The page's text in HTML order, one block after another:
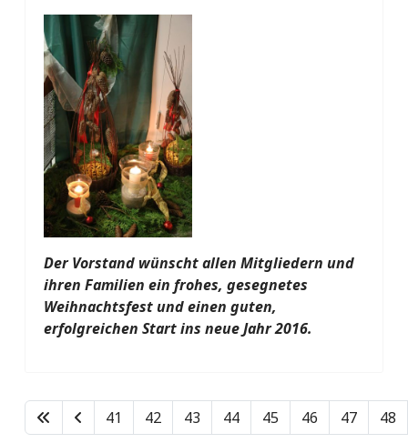
Der Vorstand wünscht allen Mitgliedern und
ihren Familien ein frohes, gesegnetes
Weihnachtsfest und einen guten,
erfolgreichen Start ins neue Jahr 2016.
41 42 43 44 45 46 47 48